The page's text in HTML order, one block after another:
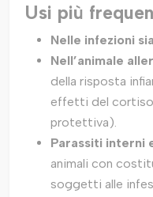
Usi più
Nelle infezioni
Nell’animale
della risposta
effetti del
protettiva).
Parassiti interni
animali con
soggetti alle